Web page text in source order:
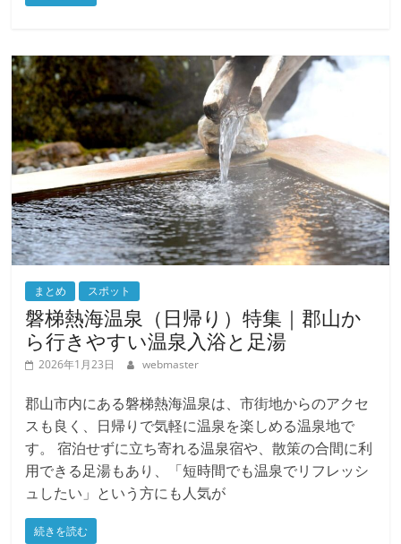
まとめ スポット
磐梯熱海温泉（日帰り）特集｜郡山か
ら行きやすい温泉入浴と足湯
郡山市内にある磐梯熱海温泉は、市街地からのアクセ
スも良く、日帰りで気軽に温泉を楽しめる温泉地で
す。 宿泊せずに立ち寄れる温泉宿や、散策の合間に利
用できる足湯もあり、「短時間でも温泉でリフレッシ
ュしたい」という方にも人気が